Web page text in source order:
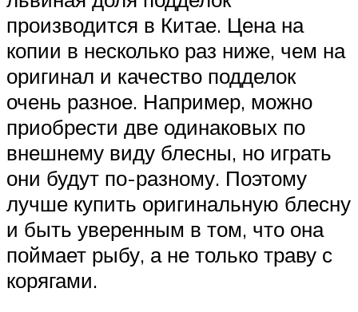
производится в Китае. Цена на
копии в несколько раз ниже, чем на
оригинал и качество подделок
очень разное. Например, можно
приобрести две одинаковых по
внешнему виду блесны, но играть
они будут по-разному. Поэтому
лучше купить оригинальную блесну
и быть уверенным в том, что она
поймает рыбу, а не только траву с
корягами.